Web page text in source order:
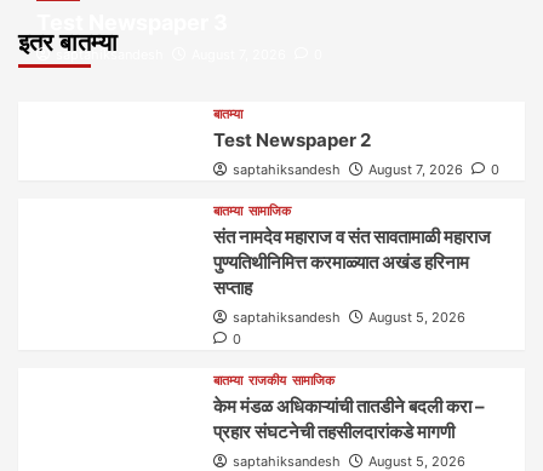
इतर बातम्या
saptahiksandesh
बातम्या
Test Newspaper 2
saptahiksandesh August 7, 2026 0
बातम्या सामाजिक
संत नामदेव महाराज व संत सावतामाळी महाराज
पुण्यतिथीनिमित्त करमाळ्यात अखंड हरिनाम
सप्ताह
saptahiksandesh
August 5, 2026
0
बातम्या राजकीय सामाजिक
केम मंडळ अधिकाऱ्यांची तातडीने बदली करा –
प्रहार संघटनेची तहसीलदारांकडे मागणी
saptahiksandesh
August 5, 2026